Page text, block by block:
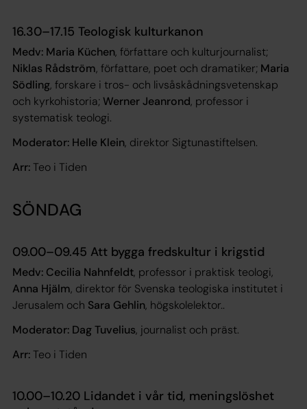
16.30–17.15 Teologisk kulturkanon
Medv: Maria Küchen, författare och kulturjournalist;
Niklas Rådström, författare, poet och dramatiker; Maria
Södling, forskare i tros- och livsåskådningsvetenskap
och kyrkohistoria;Werner Jeanrond, professor i
systematisk teologi.
Moderator: Helle Klein, direktor Sigtunastiftelsen.
Arr:Teo i Tiden
SÖNDAG
09.00–09.45 Att bygga fredskultur i krigstid
Medv: Cecilia Nahnfeldt, professor i praktisk teologi,
Anna Hjälm, direktor för Svenska teologiska institutet i
Jerusalem och Sara Gehlin, högskolelektor..
Moderator: Dag Tuvelius, journalist och präst.
Arr:Teo i Tiden
10.00–10.20 Lidandet i vår tid, meningslöshet